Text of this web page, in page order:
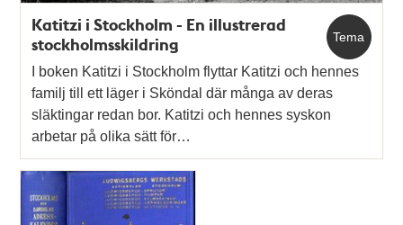
Tema
Katitzi i Stockholm - En illustrerad
stockholmsskildring
I boken Katitzi i Stockholm flyttar Katitzi och hennes
familj till ett läger i Sköndal där många av deras
släktingar redan bor. Katitzi och hennes syskon
arbetar på olika sätt för…